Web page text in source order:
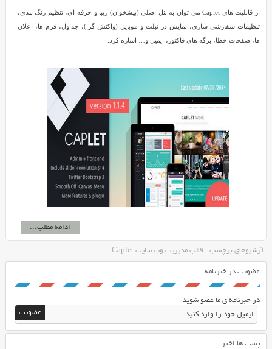
از قابلیت های Caplet می توان به پنل اصلی (پیشخوان) زیبا و حرفه ای، تنظیم رنگ بندی،
تنظیمات سفارشی سازی، نمایش در تبلت و موبایل (واکنش گرا)، جداول، فرم ها، اعلان
ها، صفحات خطا، برگه های فاکتور، ایمیل و… اشاره کرد.
ادامه مطلب...
آرشیوهای برچسب : قالب مدیریت وب سایت Caplet
عضویت در خبرنامه
در خبرنامه ی ما عضو شوید
پست ها اخیر